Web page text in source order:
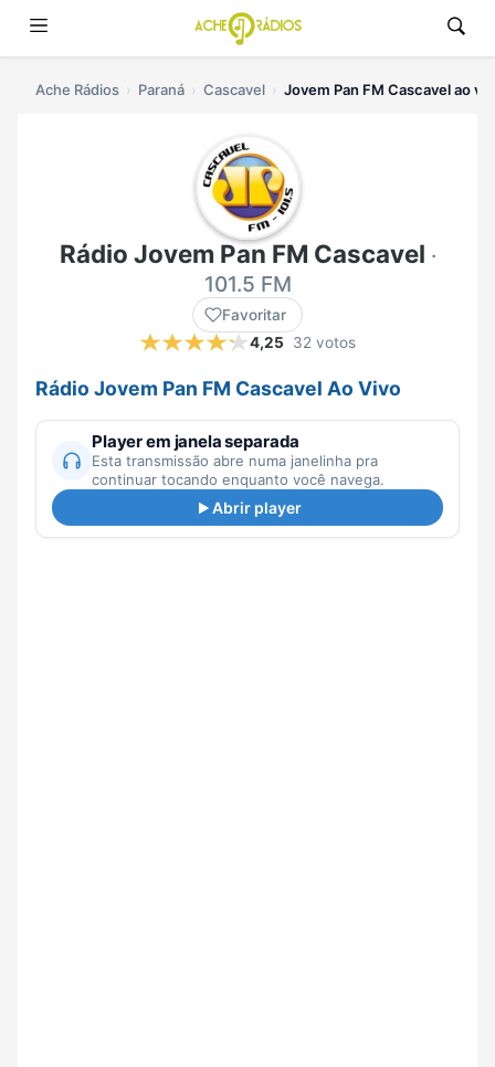
Ache Rádios Paraná Cascavel Jovem Pan FM Cascavel ao
Rádio Jovem Pan FM Cascavel ·
101.5 FM
Favoritar
4,25
32 votos
Rádio Jovem Pan FM Cascavel Ao Vivo
Player em janela separada
Esta transmissão abre numa janelinha pra
continuar tocando enquanto você navega.
Abrir player